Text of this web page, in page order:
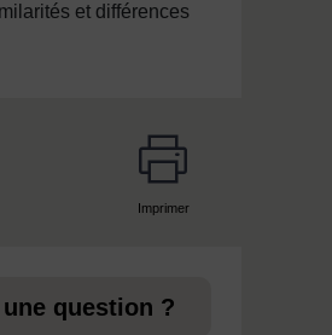
et différences
Imprimer
question ?